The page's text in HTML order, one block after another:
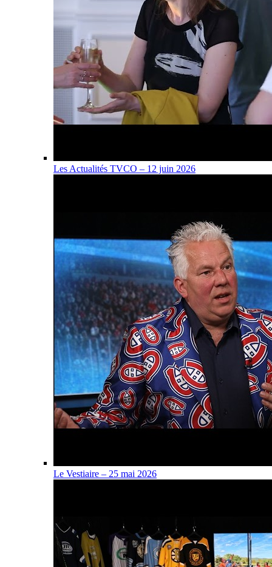
Les Actualités TVCO – 12 juin 2026
Le Vestiaire – 25 mai 2026